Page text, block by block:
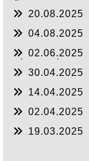
20.08.2025
04.08.2025
02.06.2025
TERCİHİNE
30.04.2025
14.04.2025
02.04.2025
19.03.2025